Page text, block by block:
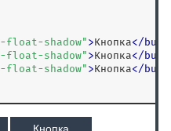
float-shadow" >Кнопка</
float-shadow" >Кнопка</
float-shadow" >Кнопка</